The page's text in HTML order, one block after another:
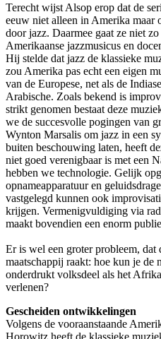
Terecht wijst Alsop erop dat de
eeuw niet alleen in Amerika maar
door jazz. Daarmee gaat ze niet
Amerikaanse jazzmusicus en
Hij stelde dat jazz de klassieke
zou Amerika pas echt een eigen
van de Europese, net als de
Arabische. Zoals bekend is
strikt genomen bestaat deze
we de succesvolle pogingen van
Wynton Marsalis om jazz in een
buiten beschouwing laten, heeft
niet goed verenigbaar is met een
hebben we technologie. Gelijk
opnameapparatuur en
vastgelegd kunnen ook
krijgen. Vermenigvuldiging via
maakt bovendien een enorm
Er is wel een groter probleem, dat
maatschappij raakt: hoe kun je de
onderdrukt volksdeel als het
verlenen?
Gescheiden ontwikkelingen
Volgens de vooraanstaande
Horowitz heeft de klassieke